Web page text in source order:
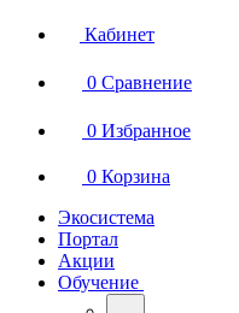
Кабинет
0 Сравнение
0 Избранное
0 Корзина
Экосистема
Портал
Акции
Обучение